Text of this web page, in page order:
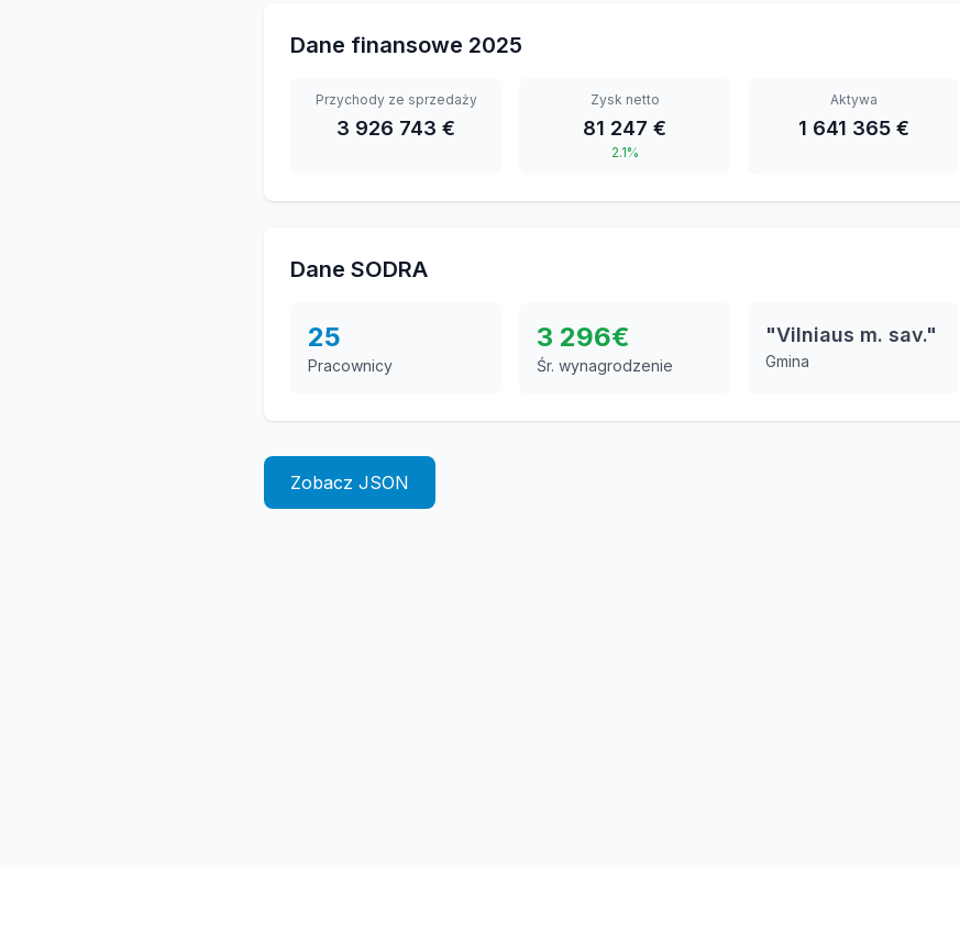
Dane finansowe 2025
Przychody ze sprzedaży
3 926 743 €
Zysk netto
81 247 €
2.1%
Aktywa
1 641 365 €
Dane SODRA
25
Pracownicy
3 296€
Śr. wynagrodzenie
"Vilniaus m. sav."
Gmina
Zobacz JSON